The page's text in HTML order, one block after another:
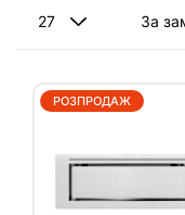
РОЗПРОДАЖ